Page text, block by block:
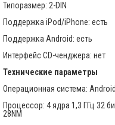
Типоразмер: 2-DIN
Поддержка iPod/iPhone: есть
Поддержка Android: есть
Интерфейс CD-ченджера: нет
Технические параметры
Операционная система: Android
Процессор: 4 ядра 1,3 ГГц 32
28NM